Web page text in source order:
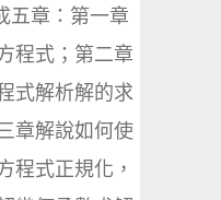
五章：第一章
程式；第二章
式解析解的求
章解說如何使
程式正規化，